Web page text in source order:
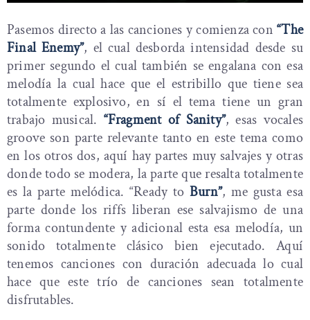
Pasemos directo a las canciones y comienza con“The
Final Enemy”, el cual desborda intensidad desde su
primer segundo el cual también se engalana con esa
melodía la cual hace que el estribillo que tiene sea
totalmente explosivo, en sí el tema tiene un gran
trabajo musical. “Fragment of Sanity”, esas vocales
groove son parte relevante tanto en este tema como
en los otros dos, aquí hay partes muy salvajes y otras
donde todo se modera, la parte que resalta totalmente
es la parte melódica. “Ready to Burn”, me gusta esa
parte donde los riffs liberan ese salvajismo de una
forma contundente y adicional esta esa melodía, un
sonido totalmente clásico bien ejecutado. Aquí
tenemos canciones con duración adecuada lo cual
hace que este trío de canciones sean totalmente
disfrutables.